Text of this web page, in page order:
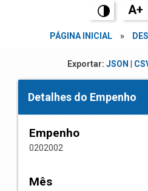
A+
PÁGINA INICIAL »
Exportar: JSON
Detalhes do Empenho
Empenho
0202002
Mês